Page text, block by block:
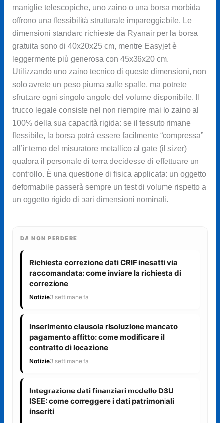
maniglie telescopiche, uno zaino o una borsa morbida
offrono una flessibilità strutturale impareggiabile. Le
dimensioni standard richieste da Ryanair per la borsa
gratuita sono di 40x20x25 cm, mentre Easyjet è
leggermente più generosa con 45x36x20 cm.
Utilizzando uno zaino tecnico di queste dimensioni, non
solo avrete un peso piuma sulle spalle, ma potrete
sfruttare ogni singolo angolo del volume disponibile. Il
trucco legale consiste nel non riempire mai lo zaino al
100% della sua capacità rigida: se il tessuto rimane
flessibile, la borsa potrà essere facilmente “compressa”
all’interno del misuratore metallico al gate (il sizer)
qualora il personale di terra decidesse di effettuare un
controllo. È una questione di fisica applicata: un oggetto
deformabile passerà sempre un test di volume rispetto a
un oggetto rigido di pari dimensioni nominali.
DA NON PERDERE
Richiesta correzione dati CRIF inesatti via
raccomandata: come inviare la richiesta di
correzione
Notizie3 settimane fa
Inserimento clausola risoluzione mancato
pagamento affitto: come modificare il
contratto di locazione
Notizie3 settimane fa
Integrazione dati finanziari modello DSU
ISEE: come correggere i dati patrimoniali
inseriti